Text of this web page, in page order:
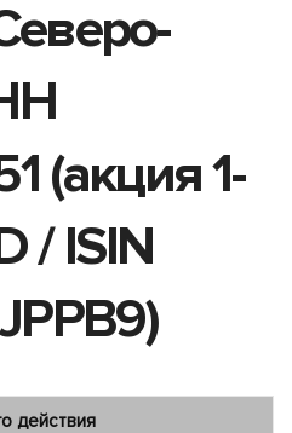
(акция 1-
/ ISIN
действия